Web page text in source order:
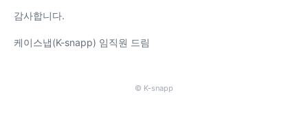
감사합니다.
케이스냅(K-snapp) 임직원 드림
© K-snapp